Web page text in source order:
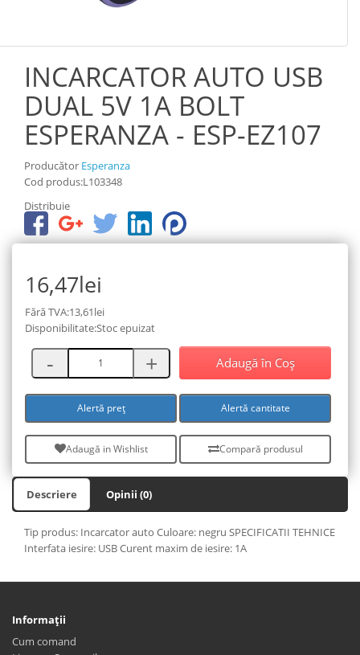
INCARCATOR AUTO USB
DUAL 5V 1A BOLT
ESPERANZA - ESP-EZ107
Producător Esperanza
Cod produs:L103348
Distribuie
16,47lei
Fără TVA:13,61lei
Disponibilitate:Stoc epuizat
Adaugă în Coş
Alertă preț Alertă cantitate
Adaugă in Wishlist Compară produsul
Descriere Opinii (0)
Tip produs: Incarcator auto Culoare: negru SPECIFICATII TEHNICE
Interfata iesire: USB Curent maxim de iesire: 1A
Informaţii
Cum comand